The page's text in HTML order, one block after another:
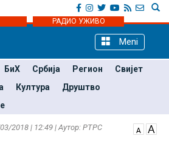
РАДИО УЖИВО
Meni
БиХ Србија Регион
Свијет
Култура
Друштво
2018 | 12:49 | Аутор: РТРС